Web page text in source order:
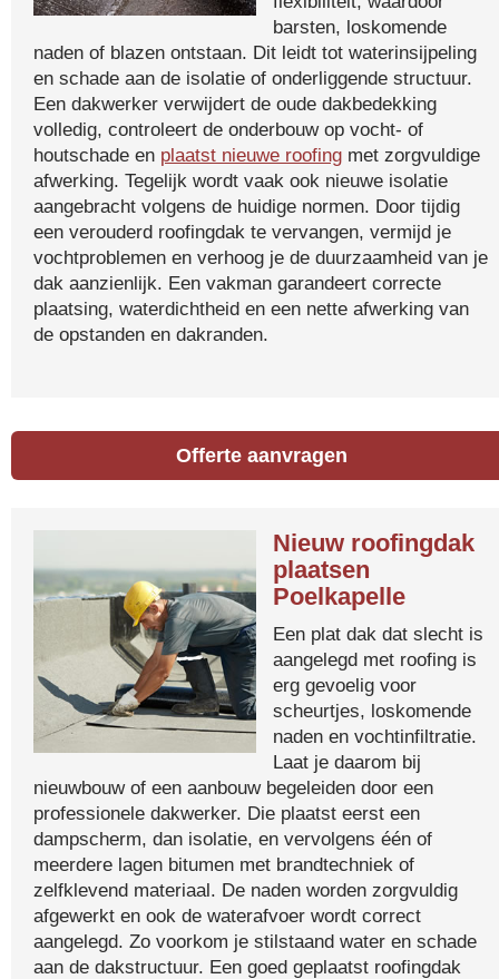
barsten, loskomende
naden of blazen ontstaan. Dit leidt tot waterinsijpeling
en schade aan de isolatie of onderliggende structuur.
Een dakwerker verwijdert de oude dakbedekking
volledig, controleert de onderbouw op vocht- of
houtschade en plaatst nieuwe roofing met zorgvuldige
afwerking. Tegelijk wordt vaak ook nieuwe isolatie
aangebracht volgens de huidige normen. Door tijdig
een verouderd roofingdak te vervangen, vermijd je
vochtproblemen en verhoog je de duurzaamheid van je
dak aanzienlijk. Een vakman garandeert correcte
plaatsing, waterdichtheid en een nette afwerking van
de opstanden en dakranden.
Offerte aanvragen
Nieuw roofingdak
plaatsen
Poelkapelle
Een plat dak dat slecht is
aangelegd met roofing is
erg gevoelig voor
scheurtjes, loskomende
naden en vochtinfiltratie.
Laat je daarom bij
nieuwbouw of een aanbouw begeleiden door een
professionele dakwerker. Die plaatst eerst een
dampscherm, dan isolatie, en vervolgens één of
meerdere lagen bitumen met brandtechniek of
zelfklevend materiaal. De naden worden zorgvuldig
afgewerkt en ook de waterafvoer wordt correct
aangelegd. Zo voorkom je stilstaand water en schade
aan de dakstructuur. Een goed geplaatst roofingdak